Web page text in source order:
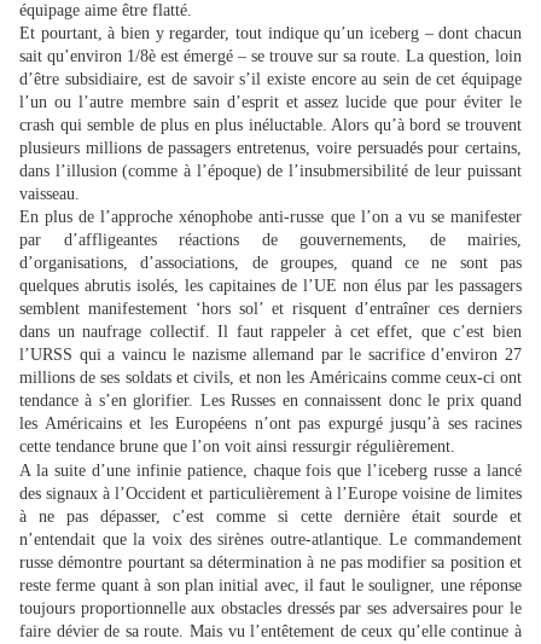
équipage aime être flatté.
Et pourtant, à bien y regarder, tout indique qu’un iceberg – dont chacun
sait qu’environ 1/8è est émergé – se trouve sur sa route. La question, loin
d’être subsidiaire, est de savoir s’il existe encore au sein de cet équipage
l’un ou l’autre membre sain d’esprit et assez lucide que pour éviter le
crash qui semble de plus en plus inéluctable. Alors qu’à bord se trouvent
plusieurs millions de passagers entretenus, voire persuadés pour certains,
dans l’illusion (comme à l’époque) de l’insubmersibilité de leur puissant
vaisseau.
En plus de l’approche xénophobe anti-russe que l’on a vu se manifester
par d’affligeantes réactions de gouvernements, de mairies,
d’organisations, d’associations, de groupes, quand ce ne sont pas
quelques abrutis isolés, les capitaines de l’UE non élus par les passagers
semblent manifestement ‘hors sol’ et risquent d’entraîner ces derniers
dans un naufrage collectif. Il faut rappeler à cet effet, que c’est bien
l’URSS qui a vaincu le nazisme allemand par le sacrifice d’environ 27
millions de ses soldats et civils, et non les Américains comme ceux-ci ont
tendance à s’en glorifier. Les Russes en connaissent donc le prix quand
les Américains et les Européens n’ont pas expurgé jusqu’à ses racines
cette tendance brune que l’on voit ainsi ressurgir régulièrement.
A la suite d’une infinie patience, chaque fois que l’iceberg russe a lancé
des signaux à l’Occident et particulièrement à l’Europe voisine de limites
à ne pas dépasser, c’est comme si cette dernière était sourde et
n’entendait que la voix des sirènes outre-atlantique. Le commandement
russe démontre pourtant sa détermination à ne pas modifier sa position et
reste ferme quant à son plan initial avec, il faut le souligner, une réponse
toujours proportionnelle aux obstacles dressés par ses adversaires pour le
faire dévier de sa route. Mais vu l’entêtement de ceux qu’elle continue à